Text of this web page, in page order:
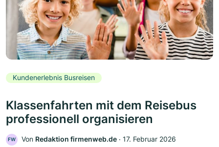
Kundenerlebnis Busreisen
Klassenfahrten mit dem Reisebus
professionell organisieren
FW Von Redaktion firmenweb.de ‧ 17. Februar 2026